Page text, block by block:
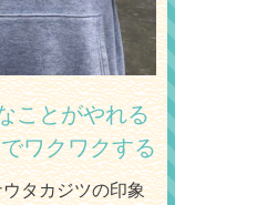
ことがやれる
ワクワクする
タカジツの印象